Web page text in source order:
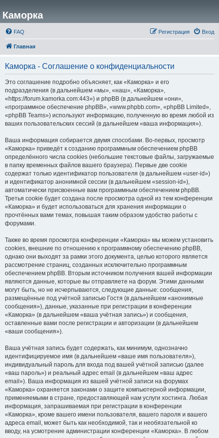
Каморка
FAQ Вход
Регистрация
Главная
Каморка - Соглашение о конфиденциальности
Это соглашение подробно объясняет, как «Каморка» и его
подразделения (в дальнейшем «мы», «наш», «Каморка»,
«https://forum.kamorka.com:443») и phpBB (в дальнейшем «они»,
«программное обеспечение phpBB», «www.phpbb.com», «phpBB Limited»,
«phpBB Teams») используют информацию, полученную во время любой из
ваших пользовательских сессий (в дальнейшем «ваша информация»).
Ваша информация собирается двумя способами. Во-первых, просмотр
«Каморка» приведёт к созданию программным обеспечением phpBB
определённого числа cookies (небольшие текстовые файлы, загружаемые
в папку временных файлов вашего браузера). Первые две cookie
содержат только идентификатор пользователя (в дальнейшем «user-id»)
и идентификатор анонимной сессии (в дальнейшем «session-id»),
автоматически присвоенные вам программным обеспечением phpBB.
Третья cookie будет создана после просмотра одной из тем конференции
«Каморка» и будет использоваться для хранения информации о
прочтённых вами темах, повышая таким образом удобство работы с
форумами.
Также во время просмотра конференции «Каморка» мы можем установить
cookies, внешние по отношению к программному обеспечению phpBB,
однако они выходят за рамки этого документа, целью которого является
рассмотрение страниц, созданных исключительно программным
обеспечением phpBB. Вторым источником получения вашей информации
являются данные, которые вы отправляете на форум. Этими данными
могут быть, но не исчерпываются, следующие данные: сообщения,
размещённые под учётной записью Гостя (в дальнейшем «анонимные
сообщения»), данные, указанные при регистрации в конференции
«Каморка» (в дальнейшем «ваша учётная запись») и сообщения,
оставленные вами после регистрации и авторизации (в дальнейшем
«ваши сообщения»).
Ваша учётная запись будет содержать, как минимум, однозначно
идентифицируемое имя (в дальнейшем «ваше имя пользователя»),
индивидуальный пароль для входа под вашей учётной записью (далее
«ваш пароль») и реальный адрес email (в дальнейшем «ваш адрес
email»). Ваша информация из вашей учётной записи на форумах
«Каморка» охраняется законами о защите компьютерной информации,
применяемыми в стране, предоставляющей нам услуги хостинга. Любая
информация, запрашиваемая при регистрации в конференции
«Каморка», кроме вашего имени пользователя, вашего пароля и вашего
адреса email, может быть как необходимой, так и необязательной ко
вводу, на усмотрение администрации конференции «Каморка». В любом